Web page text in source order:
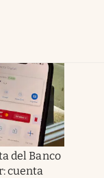
del Banco
cuenta